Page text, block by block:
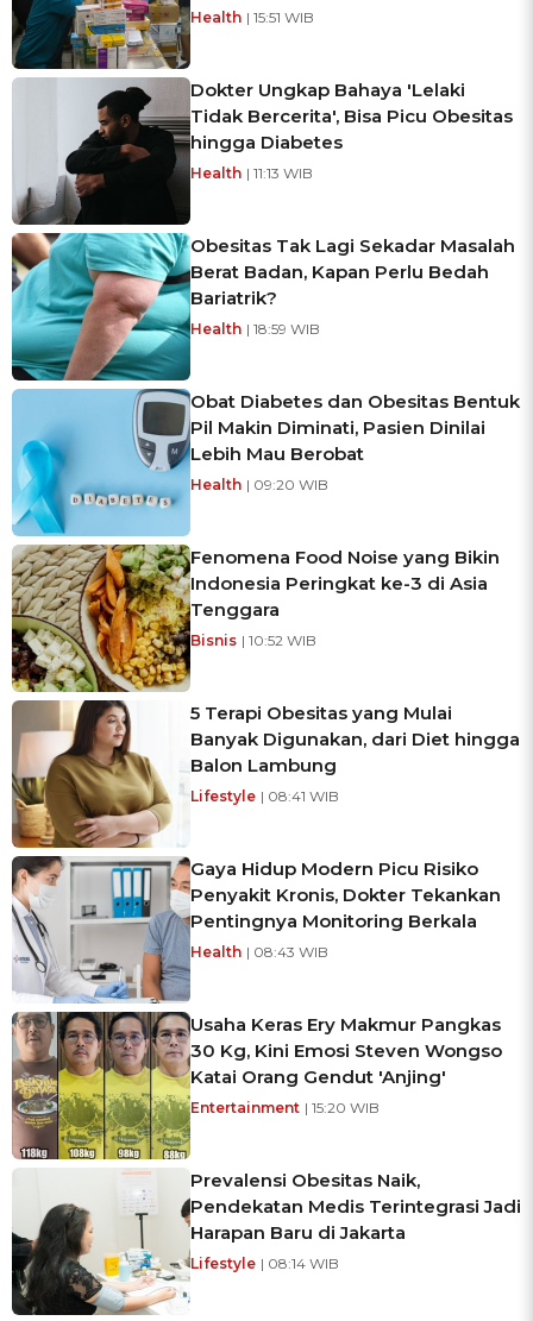
Health | 15:51 WIB
Dokter Ungkap Bahaya 'Lelaki
Tidak Bercerita', Bisa Picu Obesitas
hingga Diabetes
Health | 11:13 WIB
Obesitas Tak Lagi Sekadar Masalah
Berat Badan, Kapan Perlu Bedah
Bariatrik?
Health | 18:59 WIB
Obat Diabetes dan Obesitas Bentuk
Pil Makin Diminati, Pasien Dinilai
Lebih Mau Berobat
Health | 09:20 WIB
Fenomena Food Noise yang Bikin
Indonesia Peringkat ke-3 di Asia
Tenggara
Bisnis | 10:52 WIB
5 Terapi Obesitas yang Mulai
Banyak Digunakan, dari Diet hingga
Balon Lambung
Lifestyle | 08:41 WIB
Gaya Hidup Modern Picu Risiko
Penyakit Kronis, Dokter Tekankan
Pentingnya Monitoring Berkala
Health | 08:43 WIB
Usaha Keras Ery Makmur Pangkas
30 Kg, Kini Emosi Steven Wongso
Katai Orang Gendut 'Anjing'
Entertainment | 15:20 WIB
Prevalensi Obesitas Naik,
Pendekatan Medis Terintegrasi Jadi
Harapan Baru di Jakarta
Lifestyle | 08:14 WIB